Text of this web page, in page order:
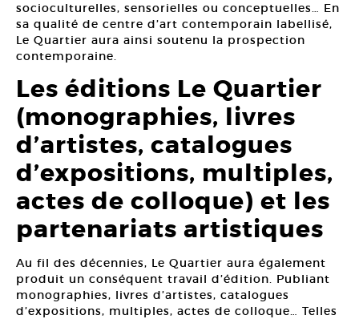
socioculturelles, sensorielles ou conceptuelles… En
sa qualité de centre d’art contemporain labellisé,
Le Quartier aura ainsi soutenu la prospection
contemporaine.
Les éditions Le Quartier
(monographies, livres
d’artistes, catalogues
d’expositions, multiples,
actes de colloque) et les
partenariats artistiques
Au fil des décennies, Le Quartier aura également
produit un conséquent travail d’édition. Publiant
monographies, livres d’artistes, catalogues
d’expositions, multiples, actes de colloque… Telles